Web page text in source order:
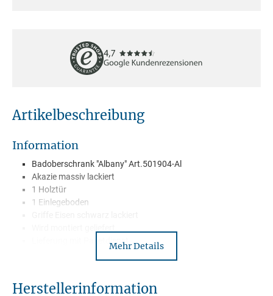
Artikelbeschreibung
Information
Badoberschrank "Albany" Art.501904-Al
Akazie massiv lackiert
1 Holztür
1 Einlegeboden
Lieferung mit Paketdienst
Beschreibung
Mehr Details
Herstellerinformation